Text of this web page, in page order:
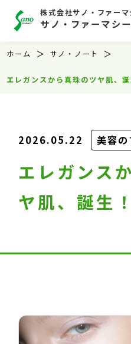
株式会社サノ・ファーマ
サノ・ファーマシ
ホーム サノ・ノート
エレガンスから真珠のツヤ肌、誕
2026.05.22 美容の
エレガンス
ヤ肌、誕生！